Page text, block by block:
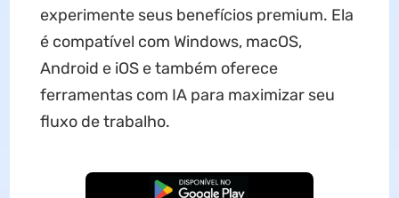
experimente seus benefícios premium. Ela
é compatível com Windows, macOS,
Android e iOS e também oferece
ferramentas com IA para maximizar seu
fluxo de trabalho.
Baixar Grátis